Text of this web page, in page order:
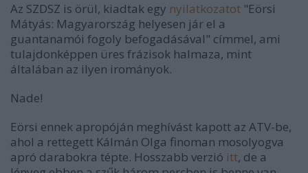
Az SZDSZ is örül, kiadtak egy nyilatkozatot "Eörsi
Mátyás: Magyarország helyesen jár el a
guantanamói fogoly befogadásával" címmel, ami
tulajdonképpen üres frázisok halmaza, mint
általában az ilyen irományok.
Nade!
Eörsi ennek apropóján meghívást kapott az ATV-be,
ahol a rettegett Kálmán Olga finoman mosolyogva
apró darabokra tépte. Hosszabb verzió itt, de a